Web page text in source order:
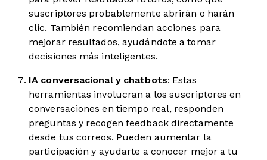
suscriptores probablemente abrirán o harán
clic. También recomiendan acciones para
mejorar resultados, ayudándote a tomar
decisiones más inteligentes.
IA conversacional y chatbots: Estas
herramientas involucran a los suscriptores en
conversaciones en tiempo real, responden
preguntas y recogen feedback directamente
desde tus correos. Pueden aumentar la
participación y ayudarte a conocer mejor a tu